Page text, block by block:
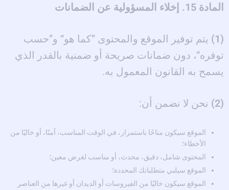
المادة 15. إخلاء المسؤولية عن الضمانات
(1)
يتم توفير الموقع والمحتوى ”كما هو“ و”حسب
توفره“، دون ضمانات صريحة أو ضمنية بالقدر الذي
يسمح به القانون المعمول به.
(2) نحن لا نضمن أن:
الموقع سيكون متاحًا باستمرار، في الوقت المناسب، آمنًا، أو خاليًا من
الأخطاء؛
المحتوى شامل، دقيق، محدث، أو مناسب لغرض معين؛
الموقع سيلبي متطلباتك المحددة؛
الموقع سيكون خاليًا من الفيروسات أو الديدان أو غيرها من العناصر